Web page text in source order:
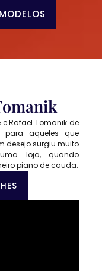
Rafael Tomanik de
para aqueles que
desejo surgiu muito
loja, quando
piano de cauda.